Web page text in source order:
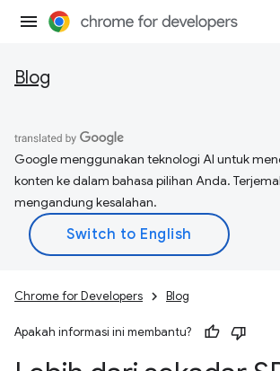
Blog
Google menggunakan teknologi AI untuk
konten ke dalam bahasa pilihan Anda.
mengandung kesalahan.
Chrome for Developers Blog
Apakah informasi ini membantu?